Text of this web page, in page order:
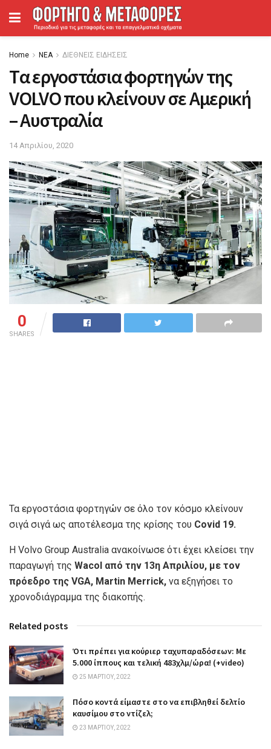
Home ΝΕΑ ΔΙΕΘΝΕΙΣ ΕΙΔΗΣΕΙΣ
Tα εργοστάσια φορτηγών της
VOLVO που κλείνουν σε Αμερική
– Αυστραλία
14 Απριλίου, 2020
0
SHARES
Τα εργοστάσια φορτηγών σε όλο τον κόσμο κλείνουν
σιγά σιγά ως αποτέλεσμα της κρίσης του Covid 19.
Η Volvo Group Australia ανακοίνωσε ότι έχει κλείσει την
παραγωγή της Wacol από την 13η Απριλίου, με τον
πρόεδρο της VGA, Martin Merrick, να εξηγήσει το
χρονοδιάγραμμα της διακοπής.
Related posts
Ότι πρέπει για κούριερ ταχυπαραδόσεων: Με
5.000 ίππους και τελική 483χλμ/ώρα! (+video)
25 ΜΑΡΤΊΟΥ, 2022
Πόσο κοντά είμαστε στο να επιβληθεί δελτίο
καυσίμου στο ντίζελ;
23 ΜΑΡΤΊΟΥ, 2022